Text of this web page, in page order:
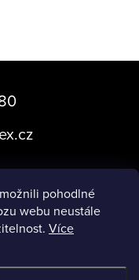
pohodlné
webu neustále
Více